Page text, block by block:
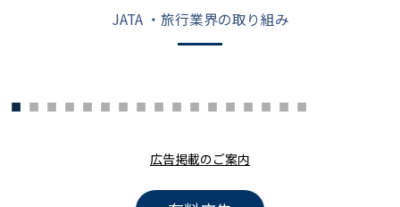
JATA ・旅行業界の取り組み
広告掲載のご案内